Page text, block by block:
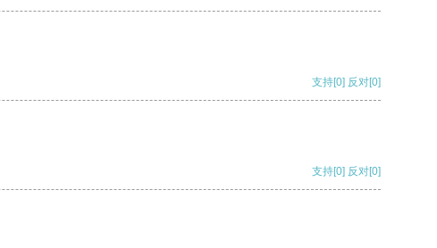
支持[0] 反对[0]
支持[0] 反对[0]